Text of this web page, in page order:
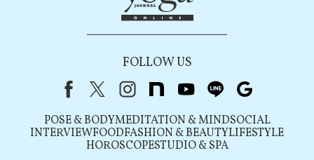
FOLLOW US
FacebookX（旧Twitter）
instagram
note youtubeline
POSE & BODYMEDITATION & MINDSOCIAL
INTERVIEWFOODFASHION & BEAUTYLIFESTYLE
HOROSCOPESTUDIO & SPA